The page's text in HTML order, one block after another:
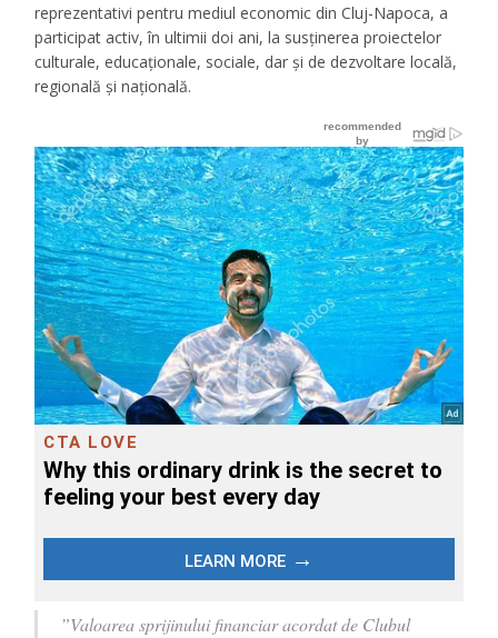
reprezentativi pentru mediul economic din Cluj-Napoca, a
participat activ, în ultimii doi ani, la susținerea proiectelor
culturale, educaționale, sociale, dar și de dezvoltare locală,
regională și națională.
”Valoarea sprijinului financiar acordat de Clubul